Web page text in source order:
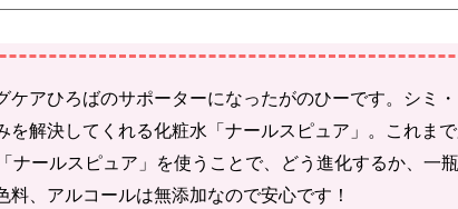
アひろばのサポーターになったがのひーです。シミ・
を解決してくれる化粧水「ナールスピュア」。これま
ナールスピュア」を使うことで、どう進化するか、一
、アルコールは無添加なので安心です！